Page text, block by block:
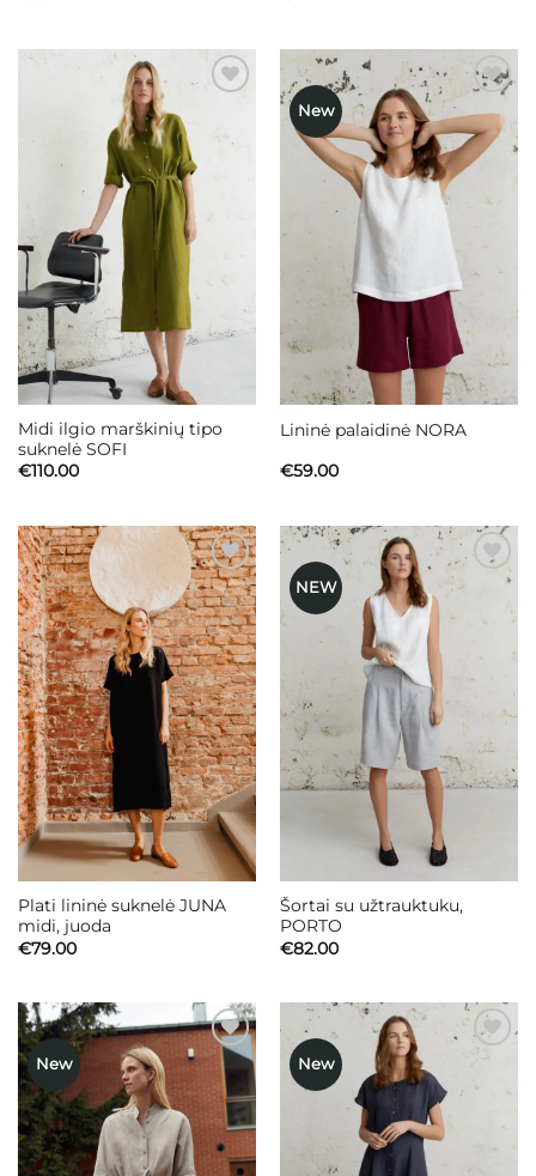
Mėgstamiausias
Midi ilgio marškinių tipo
suknelė SOFI
€110.00
New
Mėgstamiausias
Lininė palaidinė NORA
€59.00
Mėgstamiausias
Plati lininė suknelė JUNA
midi, juoda
€79.00
NEW
Mėgstamiausias
Šortai su užtrauktuku,
PORTO
€82.00
New
Mėgstamiausias
New
Mėgstamiausias